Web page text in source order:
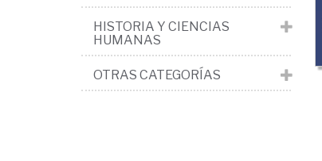
HISTORIA Y CIENCIAS
HUMANAS
OTRAS CATEGORÍAS